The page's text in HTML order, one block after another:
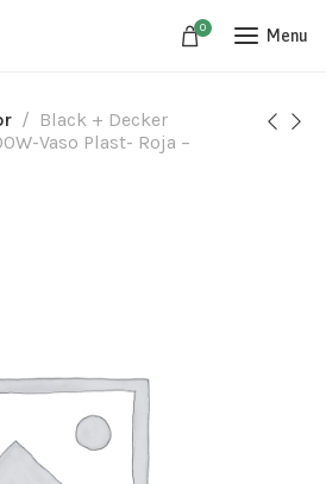
0 Menu
Black + Decker
Vaso Plast- Roja –